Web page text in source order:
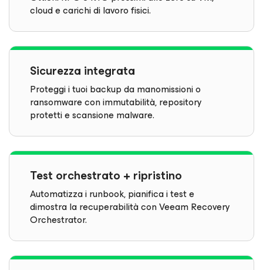
cloud e carichi di lavoro fisici.
Sicurezza integrata
Proteggi i tuoi backup da manomissioni o
ransomware con immutabilità, repository
protetti e scansione malware.
Test orchestrato + ripristino
Automatizza i runbook, pianifica i test e
dimostra la recuperabilità con Veeam Recovery
Orchestrator.